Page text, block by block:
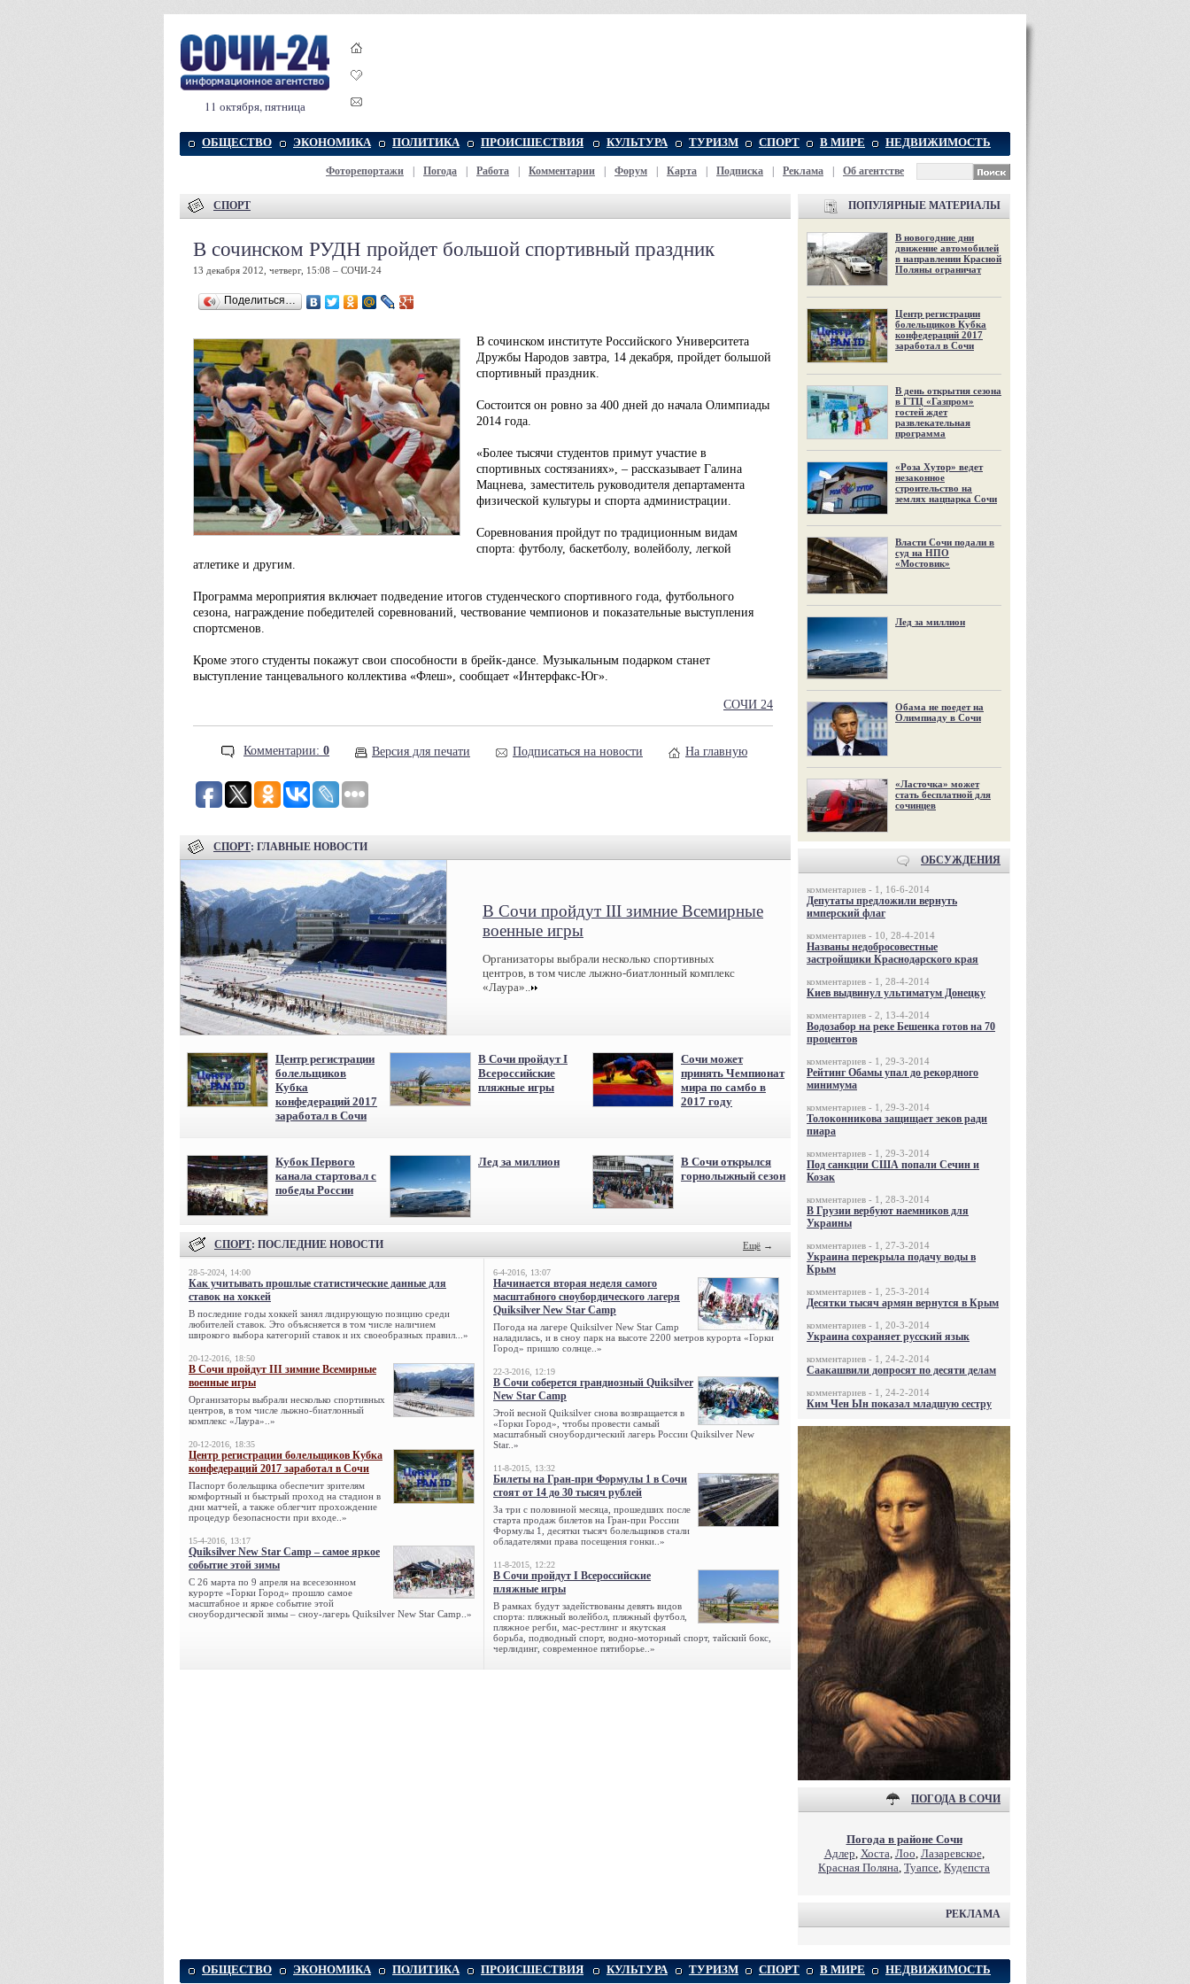
11 октября, пятница
ОБЩЕСТВО ЭКОНОМИКА ПОЛИТИКА ПРОИСШЕСТВИЯ КУЛЬТУРА ТУРИЗМ СПОРТ В МИРЕ НЕДВИЖИМОСТЬ
Фоторепортажи Погода Работа Комментарии Форум Карта Подписка Реклама Об агентстве
СПОРТ
В сочинском РУДН пройдет большой спортивный праздник
13 декабря 2012, четверг, 15:08 – СОЧИ-24
Поделиться…
В сочинском институте Российского Университета
Дружбы Народов завтра, 14 декабря, пройдет большой
спортивный праздник.
Состоится он ровно за 400 дней до начала Олимпиады
2014 года.
«Более тысячи студентов примут участие в
спортивных состязаниях», – рассказывает Галина
Мацнева, заместитель руководителя департамента
физической культуры и спорта администрации.
Соревнования пройдут по традиционным видам
спорта: футболу, баскетболу, волейболу, легкой
атлетике и другим.
Программа мероприятия включает подведение итогов студенческого спортивного года, футбольного
сезона, награждение победителей соревнований, чествование чемпионов и показательные выступления
спортсменов.
Кроме этого студенты покажут свои способности в брейк-дансе. Музыкальным подарком станет
выступление танцевального коллектива «Флеш», сообщает «Интерфакс-Юг».
СОЧИ 24
Комментарии: 0 Версия для печати Подписаться на новости На главную
СПОРТ: ГЛАВНЫЕ НОВОСТИ
В Сочи пройдут III зимние Всемирные
военные игры
Организаторы выбрали несколько спортивных
центров, в том числе лыжно-биатлонный комплекс
«Лаура»..
Центр регистрации
болельщиков
Кубка
конфедераций 2017
заработал в Сочи
В Сочи пройдут I
Всероссийские
пляжные игры
Сочи может
принять Чемпионат
мира по самбо в
2017 году
Кубок Первого
канала стартовал с
победы России
Лед за миллион
В Сочи открылся
горнолыжный сезон
СПОРТ: ПОСЛЕДНИЕ НОВОСТИ Ещё →
28-5-2024, 14:00
Как учитывать прошлые статистические данные для
ставок на хоккей
В последние годы хоккей занял лидирующую позицию среди
любителей ставок. Это объясняется в том числе наличием
широкого выбора категорий ставок и их своеобразных правил...»
20-12-2016, 18:50
В Сочи пройдут III зимние Всемирные
военные игры
Организаторы выбрали несколько спортивных
центров, в том числе лыжно-биатлонный
комплекс «Лаура»..»
20-12-2016, 18:35
Центр регистрации болельщиков Кубка
конфедераций 2017 заработал в Сочи
Паспорт болельщика обеспечит зрителям
комфортный и быстрый проход на стадион в
дни матчей, а также облегчит прохождение
процедур безопасности при входе..»
15-4-2016, 13:17
Quiksilver New Star Camp – самое яркое
событие этой зимы
С 26 марта по 9 апреля на всесезонном
курорте «Горки Город» прошло самое
масштабное и яркое событие этой
сноубордической зимы – сноу-лагерь Quiksilver New Star Camp..»
6-4-2016, 13:07
Начинается вторая неделя самого
масштабного сноубордического лагеря
Quiksilver New Star Camp
Погода на лагере Quiksilver New Star Camp
наладилась, и в сноу парк на высоте 2200 метров курорта «Горки
Город» пришло солнце..»
22-3-2016, 12:19
В Сочи соберется грандиозный Quiksilver
New Star Camp
Этой весной Quiksilver снова возвращается в
«Горки Город», чтобы провести самый
масштабный сноубордический лагерь России Quiksilver New
Star..»
11-8-2015, 13:32
Билеты на Гран-при Формулы 1 в Сочи
стоят от 14 до 30 тысяч рублей
За три с половиной месяца, прошедших после
старта продаж билетов на Гран-при России
Формулы 1, десятки тысяч болельщиков стали
обладателями права посещения гонки..»
11-8-2015, 12:22
В Сочи пройдут I Всероссийские
пляжные игры
В рамках будут задействованы девять видов
спорта: пляжный волейбол, пляжный футбол,
пляжное регби, мас-рестлинг и якутская
борьба, подводный спорт, водно-моторный спорт, тайский бокс,
черлидинг, современное пятиборье..»
ПОПУЛЯРНЫЕ МАТЕРИАЛЫ
В новогодние дни
движение автомобилей
в направлении Красной
Поляны ограничат
Центр регистрации
болельщиков Кубка
конфедераций 2017
заработал в Сочи
В день открытия сезона
в ГТЦ «Газпром»
гостей ждет
развлекательная
программа
«Роза Хутор» ведет
незаконное
строительство на
землях нацпарка Сочи
Власти Сочи подали в
суд на НПО
«Мостовик»
Лед за миллион
Обама не поедет на
Олимпиаду в Сочи
«Ласточка» может
стать бесплатной для
сочинцев
ОБСУЖДЕНИЯ
комментариев - 1, 16-6-2014
Депутаты предложили вернуть
имперский флаг
комментариев - 10, 28-4-2014
Названы недобросовестные
застройщики Краснодарского края
комментариев - 1, 28-4-2014
Киев выдвинул ультиматум Донецку
комментариев - 2, 13-4-2014
Водозабор на реке Бешенка готов на 70
процентов
комментариев - 1, 29-3-2014
Рейтинг Обамы упал до рекордного
минимума
комментариев - 1, 29-3-2014
Толоконникова защищает зеков ради
пиара
комментариев - 1, 29-3-2014
Под санкции США попали Сечин и
Козак
комментариев - 1, 28-3-2014
В Грузии вербуют наемников для
Украины
комментариев - 1, 27-3-2014
Украина перекрыла подачу воды в
Крым
комментариев - 1, 25-3-2014
Десятки тысяч армян вернутся в Крым
комментариев - 1, 20-3-2014
Украина сохраняет русский язык
комментариев - 1, 24-2-2014
Саакашвили допросят по десяти делам
комментариев - 1, 24-2-2014
Ким Чен Ын показал младшую сестру
ПОГОДА В СОЧИ
Погода в районе Сочи
Адлер, Хоста, Лоо, Лазаревское,
Красная Поляна, Туапсе, Кудепста
РЕКЛАМА
ОБЩЕСТВО ЭКОНОМИКА ПОЛИТИКА ПРОИСШЕСТВИЯ КУЛЬТУРА ТУРИЗМ СПОРТ В МИРЕ НЕДВИЖИМОСТЬ